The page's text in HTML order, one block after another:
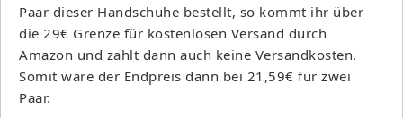
Paar dieser Handschuhe bestellt, so kommt ihr über
die 29€ Grenze für kostenlosen Versand durch
Amazon und zahlt dann auch keine Versandkosten.
Somit wäre der Endpreis dann bei 21,59€ für zwei
Paar.